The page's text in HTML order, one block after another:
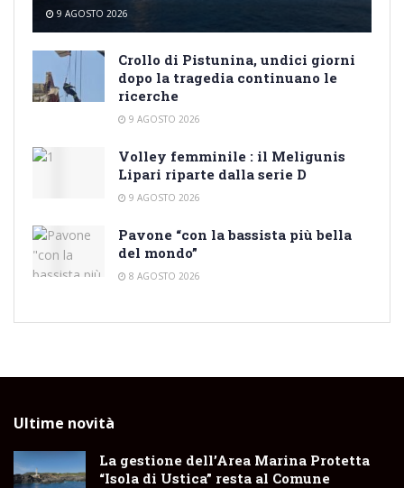
9 AGOSTO 2026
Crollo di Pistunina, undici giorni
dopo la tragedia continuano le
ricerche
9 AGOSTO 2026
Volley femminile : il Meligunis
Lipari riparte dalla serie D
9 AGOSTO 2026
Pavone “con la bassista più bella
del mondo”
8 AGOSTO 2026
Ultime novità
La gestione dell’Area Marina Protetta
“Isola di Ustica” resta al Comune